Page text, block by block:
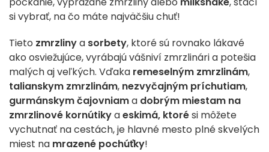
si vybrať, na čo máte najväčšiu chuť!
Tieto zmrzlinya sorbety, ktoré sú rovnako lákavé
ako osviežujúce, vyrábajú vášniví zmrzlinári a potešia
malých aj veľkých. Vďaka remeselným zmrzlinám,
talianskym zmrzlinám, nezvyčajným príchutiam,
gurmánskym čajovniama dobrým miestam na
zmrzlinové kornútikyaeskimá, ktorési môžete
vychutnať na cestách, je hlavné mesto plné skvelých
miest na mrazené pochúťky!